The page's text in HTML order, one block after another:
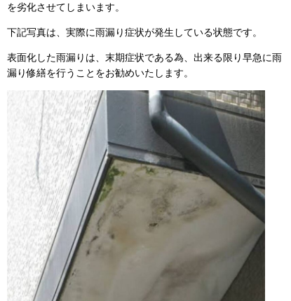
を劣化させてしまいます。
下記写真は、実際に雨漏り症状が発生している状態です。
表面化した雨漏りは、末期症状である為、出来る限り早急に雨
漏り修繕を行うことをお勧めいたします。